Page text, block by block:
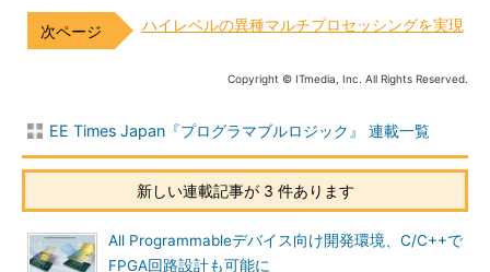
ハイレベルの異種マルチプロセッシングを実現
Copyright © ITmedia, Inc. All Rights Reserved.
EE Times Japan『プログラマブルロジック』 連載一覧
新しい連載記事が 3 件あります
All Programmableデバイス向け開発環境、C/C++で
FPGA回路設計も可能に